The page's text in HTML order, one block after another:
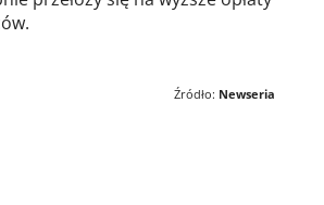
Źródło: Newseria